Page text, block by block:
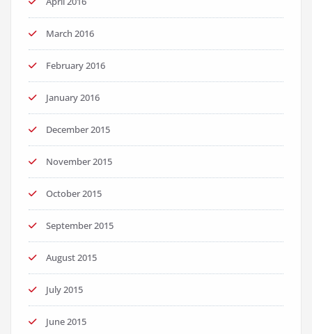
March 2016
February 2016
January 2016
December 2015
November 2015
October 2015
September 2015
August 2015
July 2015
June 2015